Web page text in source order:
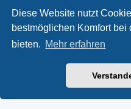
Diese Website nutzt
bestmöglichen Komfort bei
bieten. Mehr erfahren